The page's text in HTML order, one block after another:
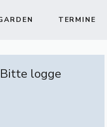
TERMINE
logge